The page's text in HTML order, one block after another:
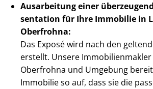
Ausarbeitung einer
sen­ta­ti­on für Ihre Immobilie in
Oberfrohna:
Das Exposé wird nach den
erstellt. Unsere
Oberfrohna und Umgebung
Immobilie so auf, dass sie die